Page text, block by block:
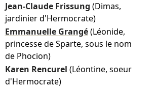
Jean-Claude Frissung (Dimas,
jardinier d'Hermocrate)
Emmanuelle Grangé (Léonide,
princesse de Sparte, sous le nom
de Phocion)
Karen Rencurel (Léontine, soeur
d'Hermocrate)